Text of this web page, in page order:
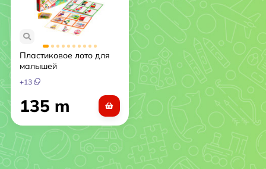
Пластиковое лото для
малышей
Машинки.Найди
половинку 3+
+13
135 m